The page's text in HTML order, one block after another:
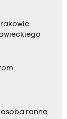
osoba ranna